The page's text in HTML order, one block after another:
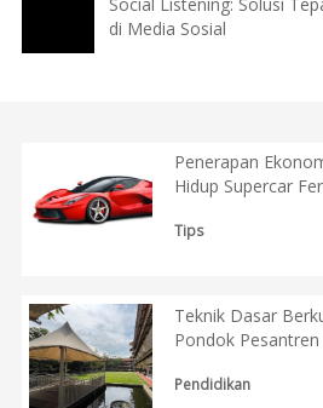
di Media Sosial
Penerapan
Hidup Supercar
Tips
Teknik Dasar
Pondok
Pendidikan